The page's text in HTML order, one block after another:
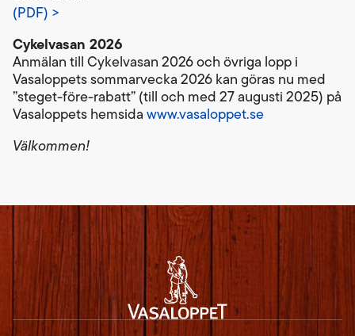
(PDF) >
Cykelvasan 2026
Anmälan till Cykelvasan 2026 och övriga lopp i
Vasaloppets sommarvecka 2026 kan göras nu med
”steget-före-rabatt” (till och med 27 augusti 2025) på
Vasaloppets hemsidawww.vasaloppet.se
Välkommen!